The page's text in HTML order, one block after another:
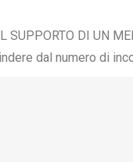
SUPPORTO DI UN
dal numero di